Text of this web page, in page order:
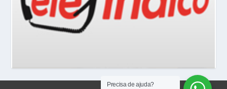
Precisa de ajuda?